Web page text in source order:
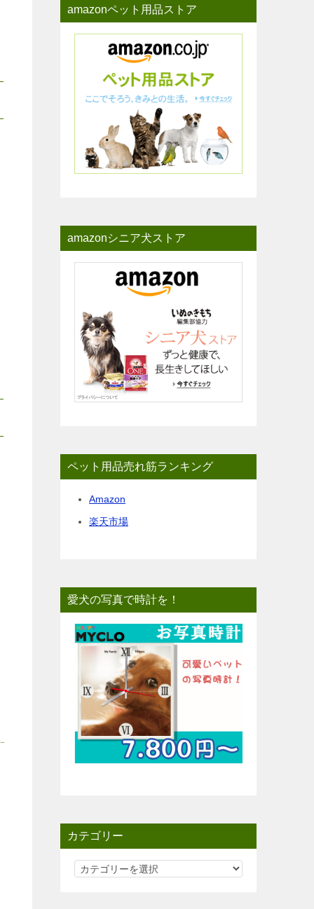
amazonペット用品ストア
amazonシニア犬ストア
ペット用品売れ筋ランキング
Amazon
楽天市場
愛犬の写真で時計を！
カテゴリー
カ